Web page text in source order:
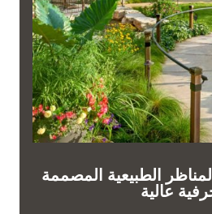
الطبيعية المصممة
عالية